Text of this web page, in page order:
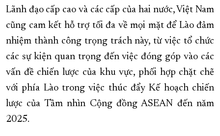
Lãnh đạo cấp cao và các cấp của hai nước, Việt Nam
cũng cam kết hỗ trợ tối đa về mọi mặt để Lào đảm
nhiệm thành công trọng trách này, từ việc tổ chức
các sự kiện quan trọng đến việc đóng góp vào các
vấn đề chiến lược của khu vực, phối hợp chặt chẽ
với phía Lào trong việc thúc đẩy Kế hoạch chiến
lược của Tầm nhìn Cộng đồng ASEAN đến năm
2025.